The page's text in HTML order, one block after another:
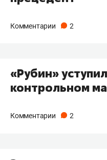
Комментарии 2
«Рубин»
контрольном
Комментарии 2